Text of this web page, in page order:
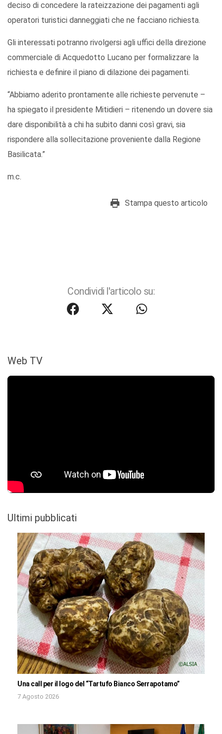
deciso di concedere la rateizzazione dei pagamenti agli
operatori turistici danneggiati che ne facciano richiesta.
Gli interessati potranno rivolgersi agli uffici della direzione
commerciale di Acquedotto Lucano per formalizzare la
richiesta e definire il piano di dilazione dei pagamenti.
“Abbiamo aderito prontamente alle richieste pervenute –
ha spiegato il presidente Mitidieri – ritenendo un dovere sia
dare disponibilità a chi ha subito danni così gravi, sia
rispondere alla sollecitazione proveniente dalla Regione
Basilicata.”
m.c.
Stampa questo articolo
Condividi l'articolo su:
Web TV
Ultimi pubblicati
Una call per il logo del “Tartufo Bianco Serrapotamo”
7 Agosto 2026